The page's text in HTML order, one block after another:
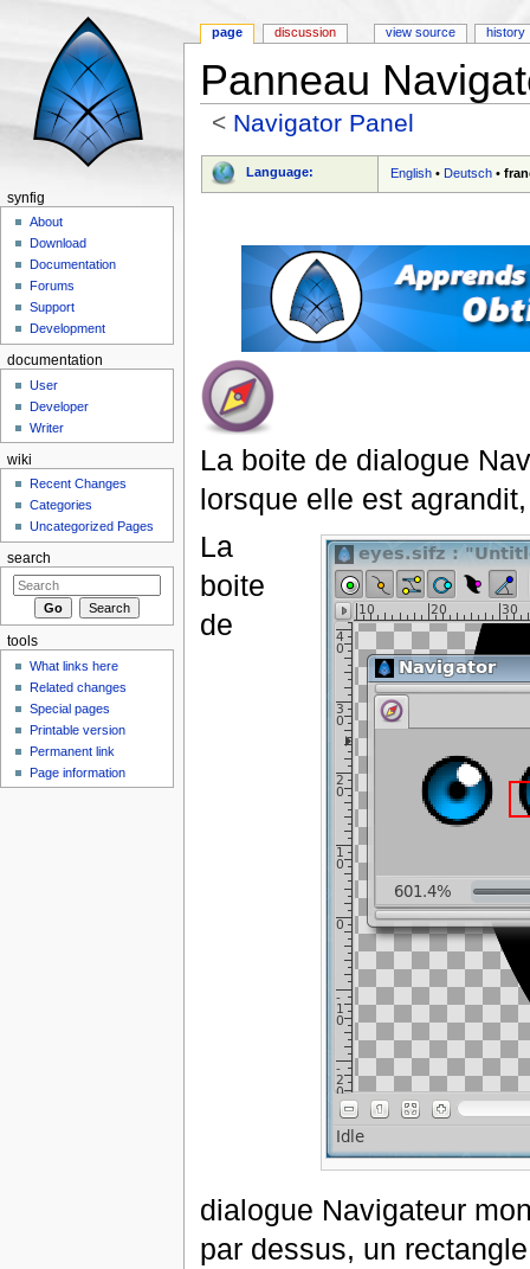
Panneau
< Navigator Panel
Language: English •Deutsch •
La boite de dialogue
lorsque elle est
La
boite
de
dialogue Navigateur
par dessus, un
page discussion view source history
synfig
About
Download
Documentation
Forums
Support
Development
documentation
User
Developer
Writer
wiki
Recent Changes
Categories
Uncategorized Pages
search
tools
What links here
Related changes
Special pages
Printable version
Permanent link
Page information